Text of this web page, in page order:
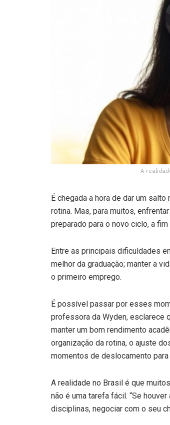
A
É chegada a hora de dar um
rotina. Mas, para muitos,
preparado para o novo ciclo, a
Entre as principais dificuldades
melhor da graduação; manter a
o primeiro emprego.
É possível passar por esses
professora da Wyden, esclarece
manter um bom rendimento
organização da rotina, o ajuste
momentos de deslocamento para
A realidade no Brasil é que
não é uma tarefa fácil. “Se
disciplinas, negociar com o seu